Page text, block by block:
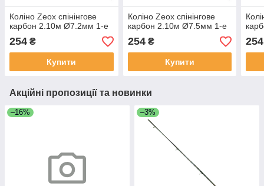
Коліно Zeox спінінгове
карбон 2.10м Ø7.2мм 1-е
254 ₴
Купити
Коліно Zeox спінінгове
карбон 2.10м Ø7.5мм 1-е
254₴
Купити
254
Акційні пропозиції та новинки
–16% –3%